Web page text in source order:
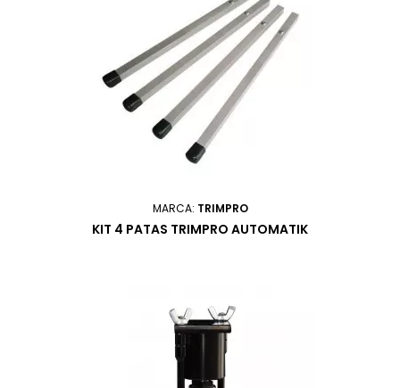
MARCA: TRIMPRO
KIT 4 PATAS TRIMPRO AUTOMATIK